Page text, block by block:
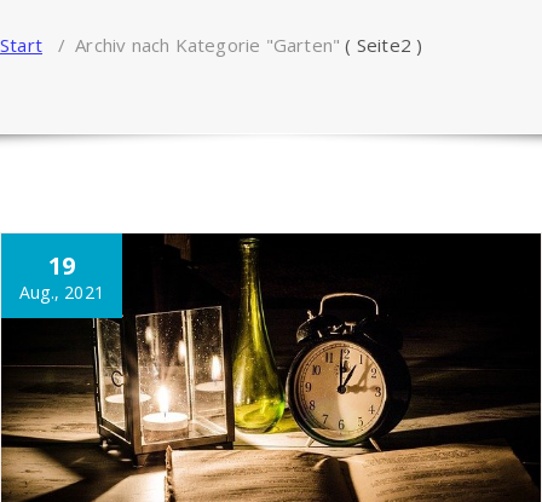
Start /Archiv nach Kategorie "Garten" ( Seite2 )
19
Aug., 2021